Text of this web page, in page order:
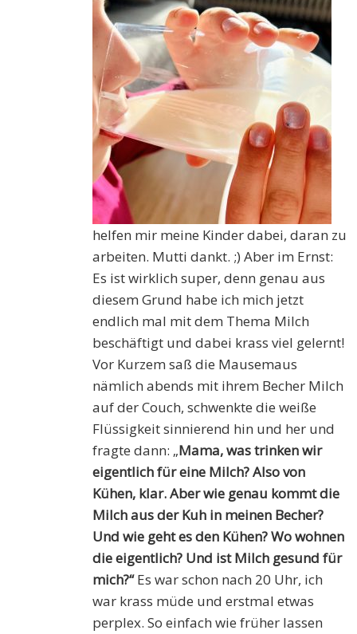
helfen mir meine Kinder dabei, daran zu
arbeiten. Mutti dankt. ;) Aber im Ernst:
Es ist wirklich super, denn genau aus
diesem Grund habe ich mich jetzt
endlich mal mit dem Thema Milch
beschäftigt und dabei krass viel gelernt!
Vor Kurzem saß die Mausemaus
nämlich abends mit ihrem Becher Milch
auf der Couch, schwenkte die weiße
Flüssigkeit sinnierend hin und her und
fragte dann: „Mama, was trinken wir
eigentlich für eine Milch? Also von
Kühen, klar. Aber wie genau kommt die
Milch aus der Kuh in meinen Becher?
Und wie geht es den Kühen? Wo wohnen
die eigentlich? Und ist Milch gesund für
mich?“Es war schon nach 20 Uhr, ich
war krass müde und erstmal etwas
perplex. So einfach wie früher lassen